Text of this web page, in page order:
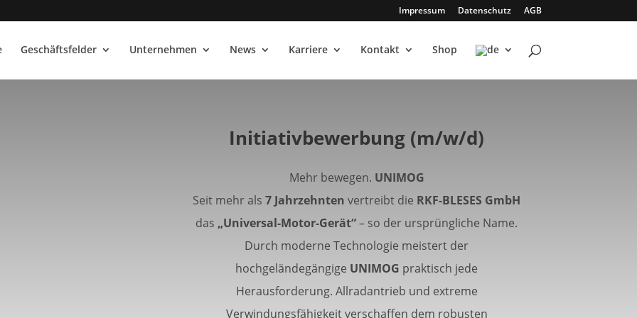
Impressum Datenschutz AGB
Geschäftsfelder Unternehmen News Karriere Kontakt Shop
Initiativbewerbung (m/w/d)
Mehr bewegen. UNIMOG
Seit mehr als7 Jahrzehnten vertreibt die RKF-BLESES GmbH
das „Universal-Motor-Gerät“– so der ursprüngliche Name.
Durch moderne Technologie meistert der
hochgeländegängige UNIMOG praktisch jede
Herausforderung. Allradantrieb und extreme
Verwindungsfähigkeit verschaffen dem robusten